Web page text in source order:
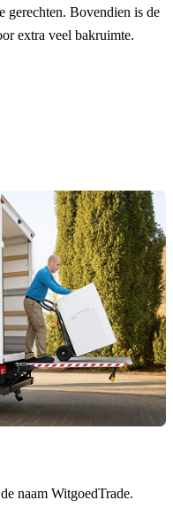
gerechten. Bovendien is de
extra veel bakruimte.
naam WitgoedTrade.